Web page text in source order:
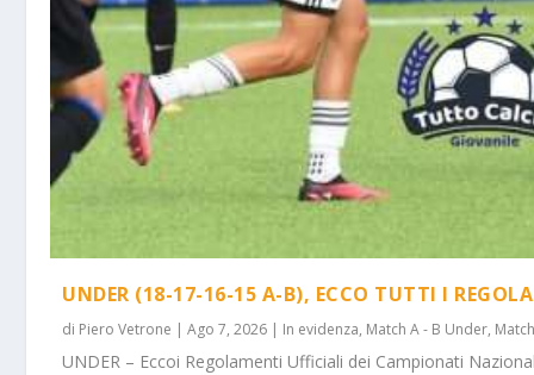
UNDER (18-17-16-15 A-B), ECCO TUTTI I
di Piero Vetrone |Ago 7, 2026 | In evidenza, Match A - B Under,
UNDER – Eccoi Regolamenti Ufficiali dei Campionati